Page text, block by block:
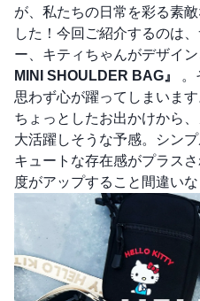
が、私たちの日常を彩る素
した！今回ご紹介するのは
ー、キティちゃんがデザイ
MINI SHOULDER BAG』
。
思わず心が躍ってしまいます
ちょっとしたお出かけから
大活躍しそうな予感。シン
キュートな存在感がプラス
度がアップすること間違いな